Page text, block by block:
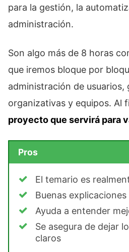
para la gestión, la
administración.
Son algo más de 8 horas
que iremos bloque por
administración de usuarios,
organizativas y equipos. Al
proyecto que servirá para
Pros
El temario es
Buenas explicaciones
Ayuda a entender
Se asegura de dejar
claros